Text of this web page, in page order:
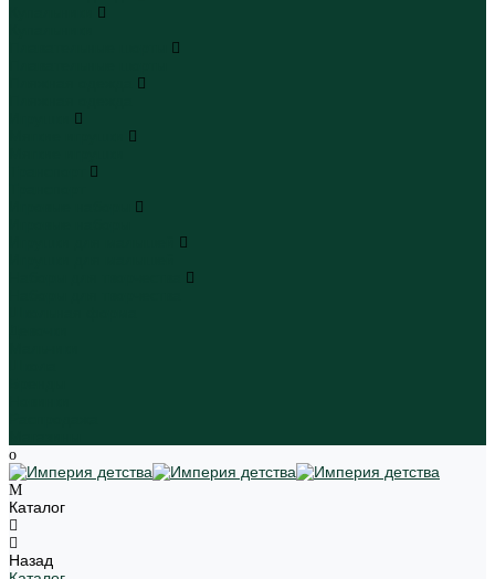
Каталог
Назад